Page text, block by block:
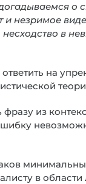
о
незримое
в
на
из
в области